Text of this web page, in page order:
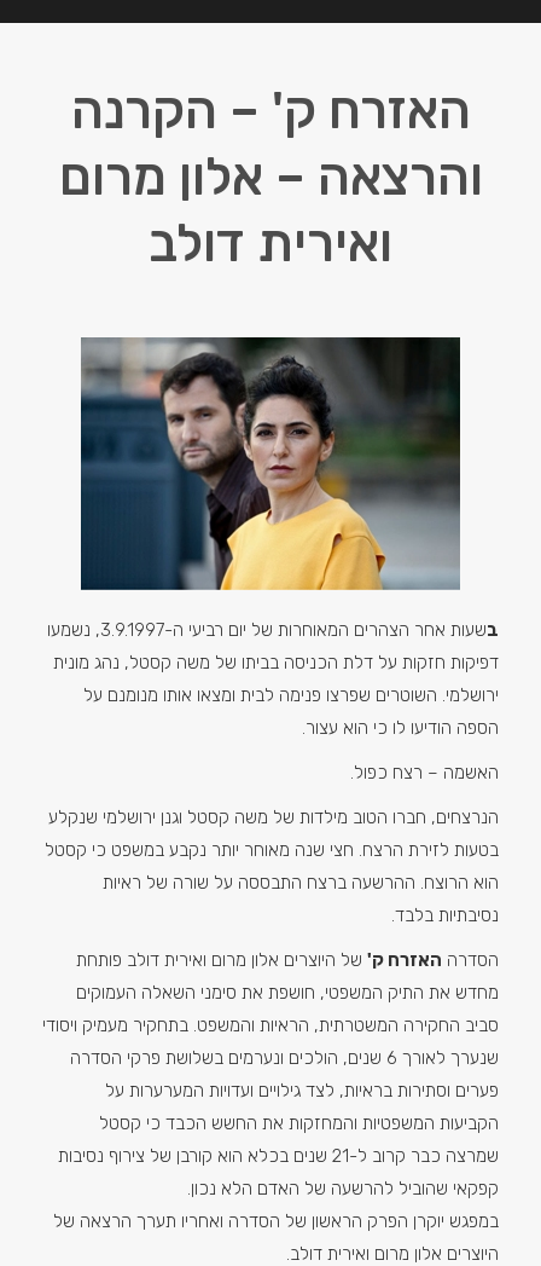
האזרח ק' – הקרנה
והרצאה – אלון מרום
ואירית דולב
ב
שעות אחר הצהרים המאוחרות של יום רביעי ה-3.9.1997, נשמעו
דפיקות חזקות על דלת הכניסה בביתו של משה קסטל, נהג מונית
ירושלמי. השוטרים שפרצו פנימה לבית ומצאו אותו מנומנם על
הספה הודיעו לו כי הוא עצור.
האשמה – רצח כפול.
הנרצחים, חברו הטוב מילדות של משה קסטל וגנן ירושלמי שנקלע
בטעות לזירת הרצח. חצי שנה מאוחר יותר נקבע במשפט כי קסטל
הוא הרוצח. ההרשעה ברצח התבססה על שורה של ראיות
נסיבתיות בלבד.
הסדרה האזרח ק' של היוצרים אלון מרום ואירית דולב פותחת
מחדש את התיק המשפטי, חושפת את סימני השאלה העמוקים
סביב החקירה המשטרתית, הראיות והמשפט. בתחקיר מעמיק ויסודי
שנערך לאורך 6 שנים, הולכים ונערמים בשלושת פרקי הסדרה
פערים וסתירות בראיות, לצד גילויים ועדויות המערערות על
הקביעות המשפטיות והמחזקות את החשש הכבד כי קסטל
שמרצה כבר קרוב ל-21 שנים בכלא הוא קורבן של צירוף נסיבות
קפקאי שהוביל להרשעה של האדם הלא נכון.
במפגש יוקרן הפרק הראשון של הסדרה ואחריו תערך הרצאה של
היוצרים אלון מרום ואירית דולב.